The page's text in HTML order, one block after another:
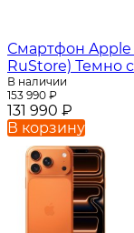
Смартфон Apple
RuStore) Темно
В наличии
153 990 ₽
131 990 ₽
В корзину